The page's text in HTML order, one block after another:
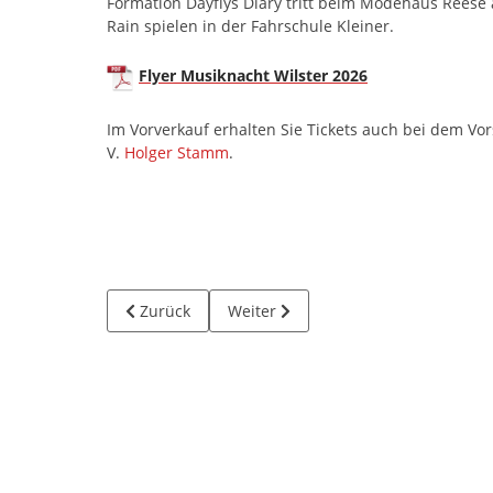
Rain spielen in der Fahrschule Kleiner.
Flyer Musiknacht Wilster 2026
Im Vorverkauf erhalten Sie Tickets auch bei dem
V. Holger Stamm.
Vorheriger Beitrag: Neuer Anstrich für das Alte
Zurück Nächster Beitrag: Wilster: Toter
Weiter